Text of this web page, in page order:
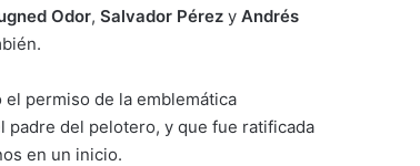
Odor, Salvador Pérez y Andrés
permiso de la emblemática
padre del pelotero, y que fue ratificada
en un inicio.